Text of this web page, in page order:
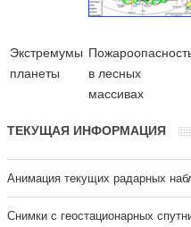
Экстремумы
планеты
в лесных
массивах
ТЕКУЩАЯ ИНФОРМАЦИЯ
Анимация текущих радарных
Cнимки с геостационарных